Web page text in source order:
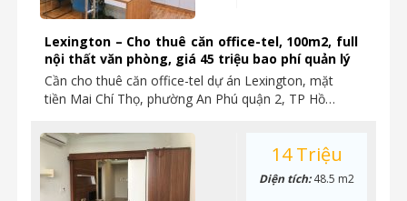
Lexington – Cho thuê căn office-tel, 100m2, full
nội thất văn phòng, giá 45 triệu bao phí quản lý
Cần cho thuê căn office-tel dự án Lexington, mặt
tiền Mai Chí Thọ, phường An Phú quận 2, TP Hồ…
14 Triệu
Diện tích:48.5 m2